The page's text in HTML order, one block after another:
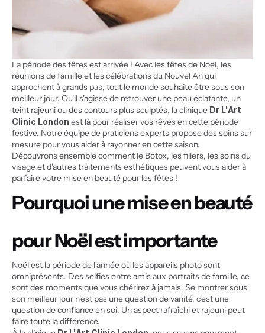
La période des fêtes est arrivée ! Avec les fêtes de Noël, les
réunions de famille et les célébrations du Nouvel An qui
approchent à grands pas, tout le monde souhaite être sous son
meilleur jour. Qu'il s'agisse de retrouver une peau éclatante, un
teint rajeuni ou des contours plus sculptés, la clinique Dr L'Art
Clinic London est là pour réaliser vos rêves en cette période
festive. Notre équipe de praticiens experts propose des soins sur
mesure pour vous aider à rayonner en cette saison.
Découvrons ensemble comment le Botox, les fillers, les soins du
visage et d'autres traitements esthétiques peuvent vous aider à
parfaire votre mise en beauté pour les fêtes !
Pourquoi une mise en beauté
pour Noël est importante
Noël est la période de l'année où les appareils photo sont
omniprésents. Des selfies entre amis aux portraits de famille, ce
sont des moments que vous chérirez à jamais. Se montrer sous
son meilleur jour n'est pas une question de vanité, c'est une
question de confiance en soi. Un aspect rafraîchi et rajeuni peut
faire toute la différence.